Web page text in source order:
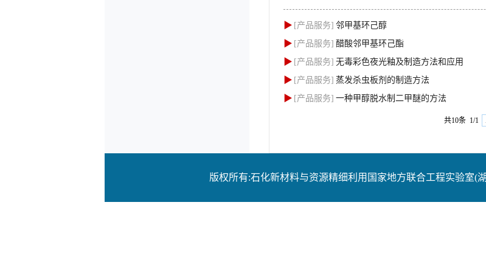
▶ [产品服务] 邻甲基环己醇
▶ [产品服务] 醋酸邻甲基环己酯
▶ [产品服务] 无毒彩色夜光釉及制造方法和应用
▶ [产品服务] 蒸发杀虫板剂的制造方法
▶ [产品服务] 一种甲醇脱水制二甲醚的方法
共10条 1/1
版权所有:石化新材料与资源精细利用国家地方联合工程实验室(